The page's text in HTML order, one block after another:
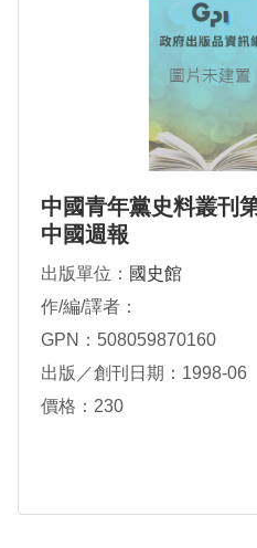
中國青年黨史料叢刊
中國週報
出版單位： 國史館
作/編/譯者：
GPN：508059870160
出版／創刊日期：1998-06
價格：230